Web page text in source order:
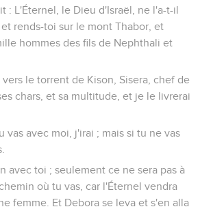
: L'Éternel, le Dieu d'Israël, ne l'a-t-il
rends-toi sur le mont Thabor, et
hommes des fils de Nephthali et
le torrent de Kison, Sisera, chef de
chars, et sa multitude, et je le livrerai
vas avec moi, j'irai ; mais si tu ne vas
avec toi ; seulement ce ne sera pas à
où tu vas, car l'Éternel vendra
femme. Et Debora se leva et s'en alla